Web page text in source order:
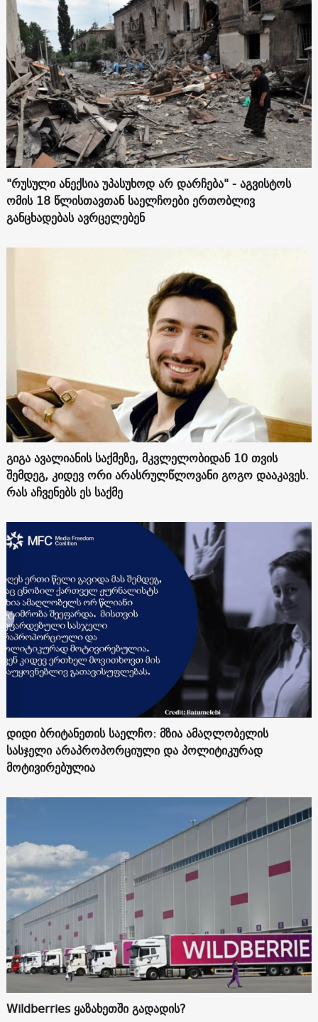
"რუსული ანექსია უპასუხოდ არ დარჩება" - აგვისტოს
ომის 18 წლისთავთან საელჩოები ერთობლივ
განცხადებას ავრცელებენ
გიგა ავალიანის საქმეზე, მკვლელობიდან 10 თვის
შემდეგ, კიდევ ორი არასრულწლოვანი გოგო დააკავეს.
რას აჩვენებს ეს საქმე
დიდი ბრიტანეთის საელჩო: მზია ამაღლობელის
სასჯელი არაპროპორციული და პოლიტიკურად
მოტივირებულია
Wildberries ყაზახეთში გადადის?